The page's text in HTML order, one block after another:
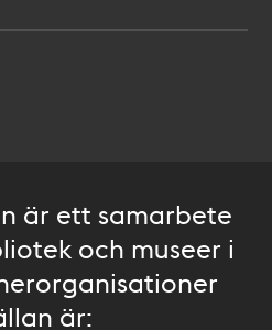
är ett samarbete
och museer i
är: